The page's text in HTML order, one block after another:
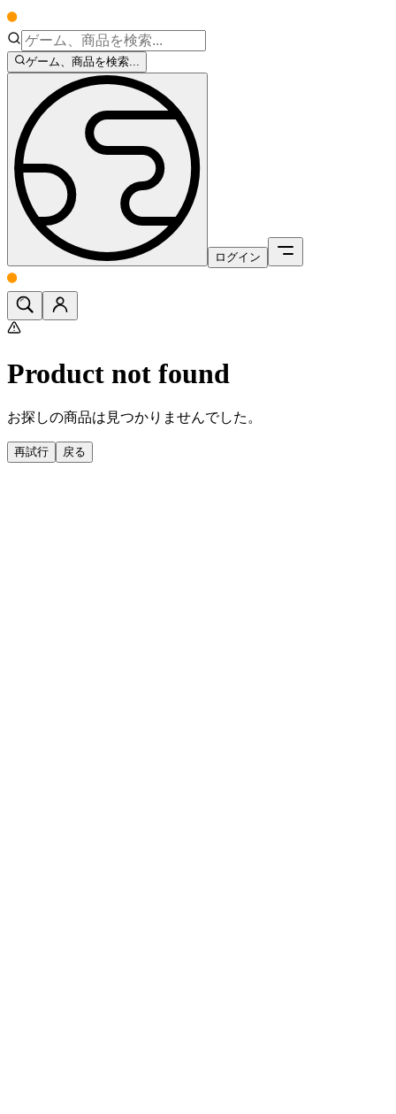
ゲーム、商品を検索...
ログイン
Product not found
お探しの商品は見つかりませんでした。
再試行 戻る